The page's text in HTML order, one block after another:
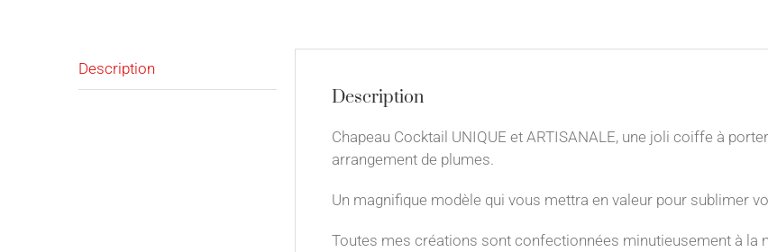
Description
Description
Chapeau Cocktail UNIQUE et ARTISANALE, une joli coiffe à
arrangement de plumes.
Un magnifique modèle qui vous mettra en valeur pour sublimer
Toutes mes créations sont confectionnées minutieusement à la